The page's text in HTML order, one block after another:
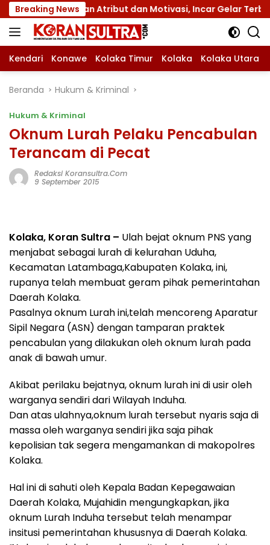
Langsung
ke
konten
Breaking News
XII dengan Atribut dan Motivasi, Incar Gelar Terbaik
Kendari Konawe Kolaka Timur Kolaka Kolaka Utara
Beranda Hukum & Kriminal
Hukum & Kriminal
Oknum Lurah Pelaku Pencabulan
Terancam di Pecat
Redaksi Koransultra.com
9 September 2015
Kolaka, Koran Sultra – Ulah bejat oknum PNS yang
menjabat sebagai lurah di kelurahan Uduha,
Kecamatan Latambaga,Kabupaten Kolaka, ini,
rupanya telah membuat geram pihak pemerintahan
Daerah Kolaka.
Pasalnya oknum Lurah ini,telah mencoreng Aparatur
Sipil Negara (ASN) dengan tamparan praktek
pencabulan yang dilakukan oleh oknum lurah pada
anak di bawah umur.
Akibat perilaku bejatnya, oknum lurah ini di usir oleh
warganya sendiri dari Wilayah Induha.
Dan atas ulahnya,oknum lurah tersebut nyaris saja di
massa oleh warganya sendiri jika saja pihak
kepolisian tak segera mengamankan di makopolres
Kolaka.
Hal ini di sahuti oleh Kepala Badan Kepegawaian
Daerah Kolaka, Mujahidin mengungkapkan, jika
oknum Lurah Induha tersebut telah menampar
insitusi pemerintahan khususnya di Daerah Kolaka.